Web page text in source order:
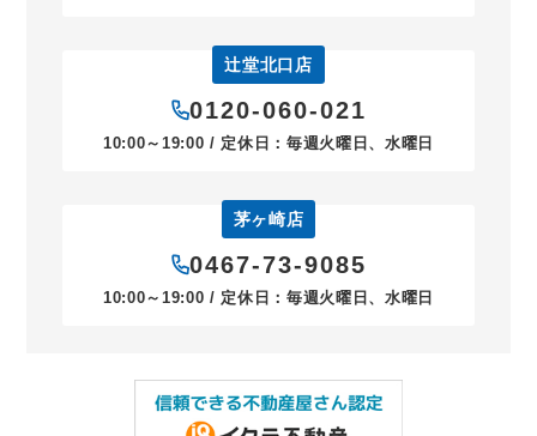
辻堂北口店
0120-060-021
10:00～19:00 / 定休日：毎週火曜日、水曜日
茅ヶ崎店
0467-73-9085
10:00～19:00 / 定休日：毎週火曜日、水曜日